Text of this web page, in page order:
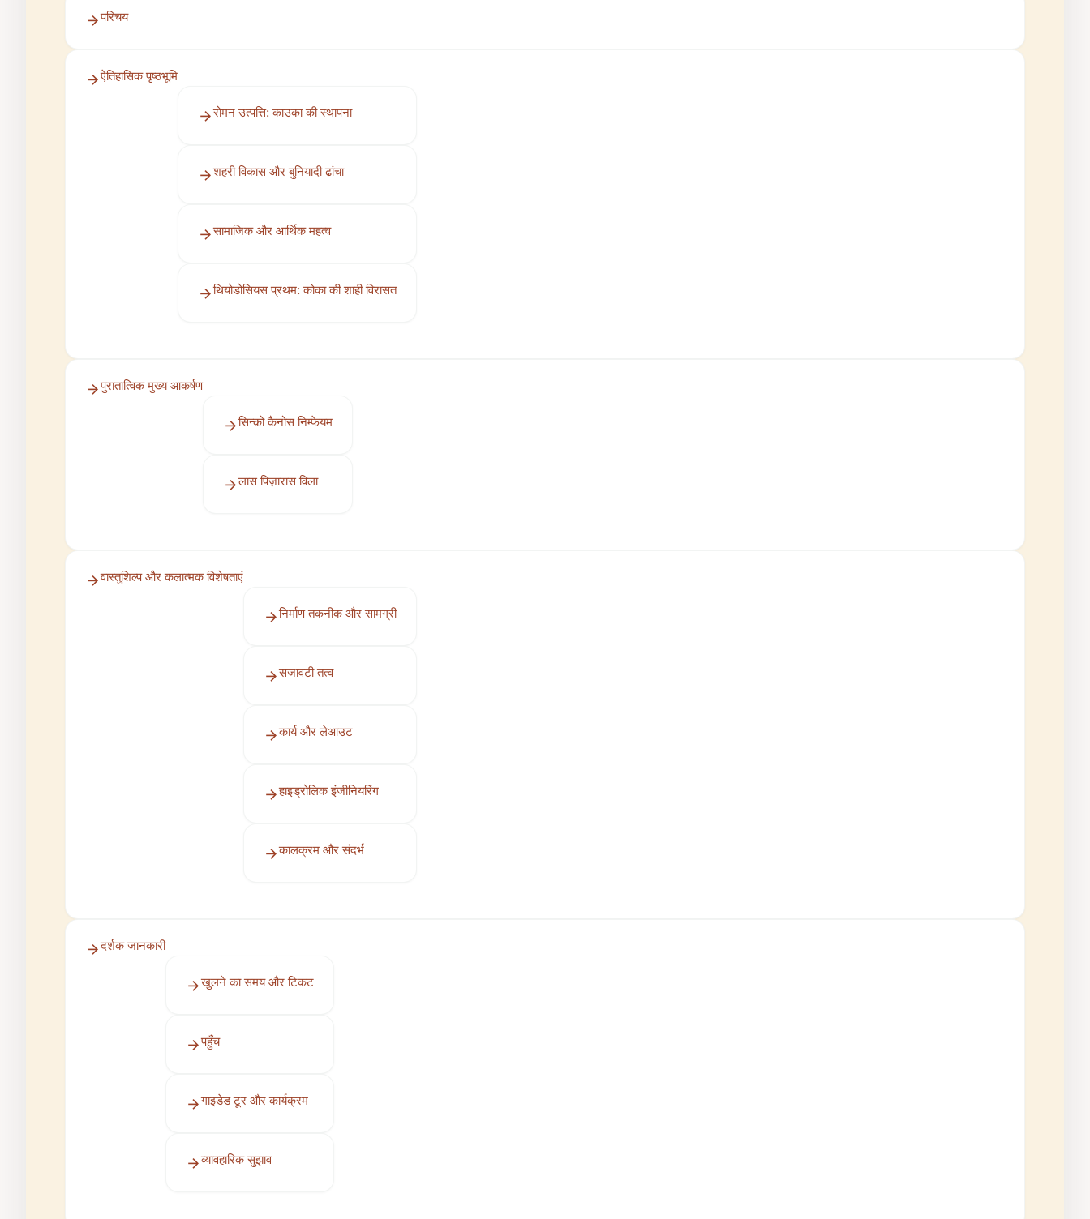
परिचय
ऐतिहासिक पृष्ठभूमि
रोमन उत्पत्ति: काउका की स्थापना
शहरी विकास और बुनियादी ढांचा
सामाजिक और आर्थिक महत्व
थियोडोसियस प्रथम: कोका की शाही विरासत
पुरातात्विक मुख्य आकर्षण
सिन्को कैनोस निम्फेयम
लास पिज़ारास विला
वास्तुशिल्प और कलात्मक विशेषताएं
निर्माण तकनीक और सामग्री
सजावटी तत्व
कार्य और लेआउट
हाइड्रोलिक इंजीनियरिंग
कालक्रम और संदर्भ
दर्शक जानकारी
खुलने का समय और टिकट
पहुँच
गाइडेड टूर और कार्यक्रम
व्यावहारिक सुझाव